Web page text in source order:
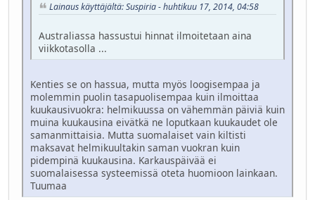
Lainaus käyttäjältä: Suspiria - huhtikuu 17, 2014, 04:58
Australiassa hassustui hinnat ilmoitetaan aina
viikkotasolla ...
Kenties se on hassua, mutta myös loogisempaa ja
molemmin puolin tasapuolisempaa kuin ilmoittaa
kuukausivuokra: helmikuussa on vähemmän päiviä kuin
muina kuukausina eivätkä ne loputkaan kuukaudet ole
samanmittaisia. Mutta suomalaiset vain kiltisti
maksavat helmikuultakin saman vuokran kuin
pidempinä kuukausina. Karkauspäivää ei
suomalaisessa systeemissä oteta huomioon lainkaan.
Tuumaa